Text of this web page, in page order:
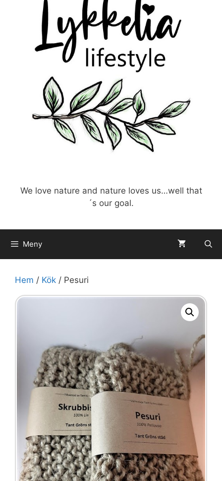
We love nature and nature loves us…well that
´s our goal.
Meny
Hem / Kök / Pesuri